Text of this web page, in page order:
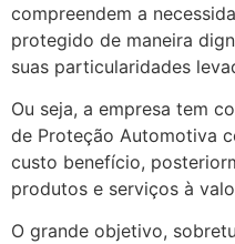
compreendem a
protegido de maneira
suas particularidades
Ou seja, a empresa tem
de Proteção Automotiva
custo benefício,
produtos e serviços à
O grande objetivo,